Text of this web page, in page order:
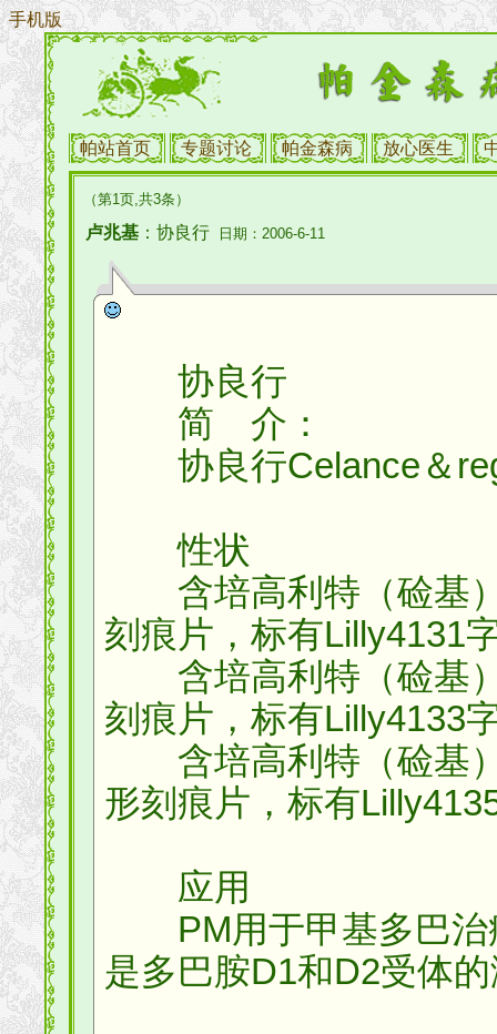
手机版
帕站首页 专题讨论 帕金森病 放心医生
（第1页,共3条）
卢兆基 ：协良行 日期：2006-6-11
协良行
简 介：
协良行Celance＆
性状
含培高利特（硷基）
刻痕片，标有Lilly4131
含培高利特（硷基）
刻痕片，标有Lilly4133
含培高利特（硷基）
形刻痕片，标有
应用
PM用于甲基多巴治
是多巴胺D1和D2受体